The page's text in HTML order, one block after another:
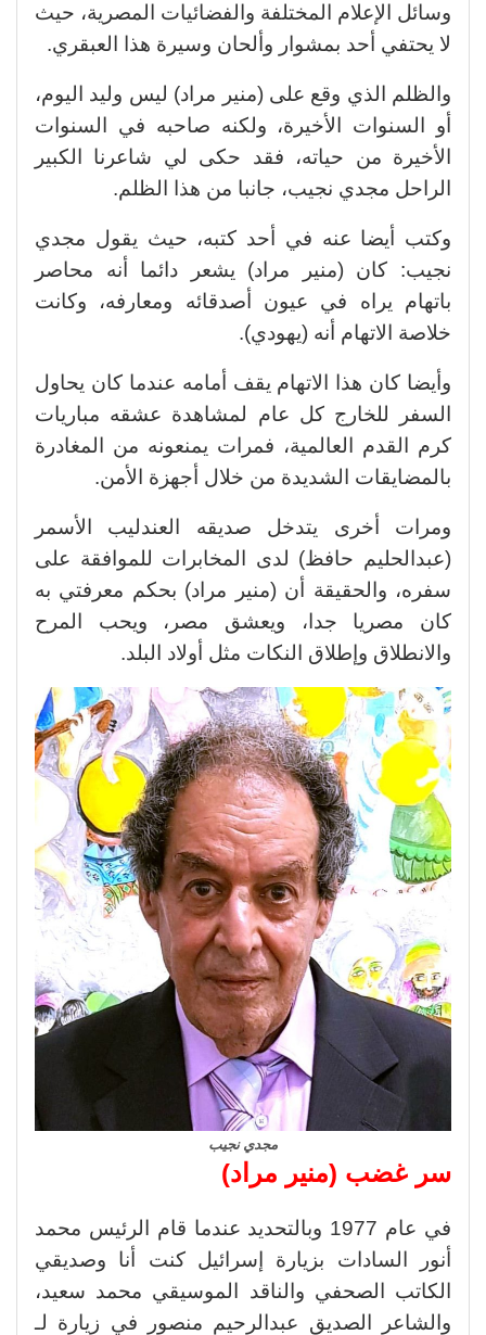
وسائل الإعلام المختلفة والفضائيات المصرية، حيث
لا يحتفي أحد بمشوار وألحان وسيرة هذا العبقري.
والظلم الذي وقع على (منير مراد) ليس وليد اليوم،
أو السنوات الأخيرة، ولكنه صاحبه في السنوات
الأخيرة من حياته، فقد حكى لي شاعرنا الكبير
الراحل مجدي نجيب، جانبا من هذا الظلم.
وكتب أيضا عنه في أحد كتبه، حيث يقول مجدي
نجيب: كان (منير مراد) يشعر دائما أنه محاصر
باتهام يراه في عيون أصدقائه ومعارفه، وكانت
خلاصة الاتهام أنه (يهودي).
وأيضا كان هذا الاتهام يقف أمامه عندما كان يحاول
السفر للخارج كل عام لمشاهدة عشقه مباريات
كرم القدم العالمية، فمرات يمنعونه من المغادرة
بالمضايقات الشديدة من خلال أجهزة الأمن.
ومرات أخرى يتدخل صديقه العندليب الأسمر
(عبدالحليم حافظ) لدى المخابرات للموافقة على
سفره، والحقيقة أن (منير مراد) بحكم معرفتي به
كان مصريا جدا، ويعشق مصر، ويحب المرح
والانطلاق وإطلاق النكات مثل أولاد البلد.
مجدي نجيب
سر غضب (منير مراد)
في عام 1977 وبالتحديد عندما قام الرئيس محمد
أنور السادات بزيارة إسرائيل كنت أنا وصديقي
الكاتب الصحفي والناقد الموسيقي محمد سعيد،
والشاعر الصديق عبدالرحيم منصور في زيارة لـ